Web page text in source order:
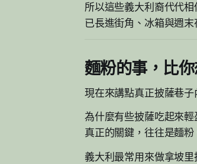
所以這些義大利裔代代
已長進街角、冰箱與週
麵粉的事，比
現在來講點真正披薩巷子
為什麼有些披薩吃起來
真正的關鍵，往往是麵粉
義大利最常用來做拿坡